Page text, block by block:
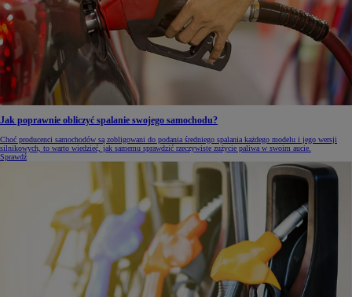
Jak poprawnie obliczyć spalanie swojego samochodu?
Choć producenci samochodów są zobligowani do podania średniego spalania każdego modelu i jego wersji
silnikowych, to warto wiedzieć, jak samemu sprawdzić rzeczywiste zużycie paliwa w swoim aucie.
Sprawdź